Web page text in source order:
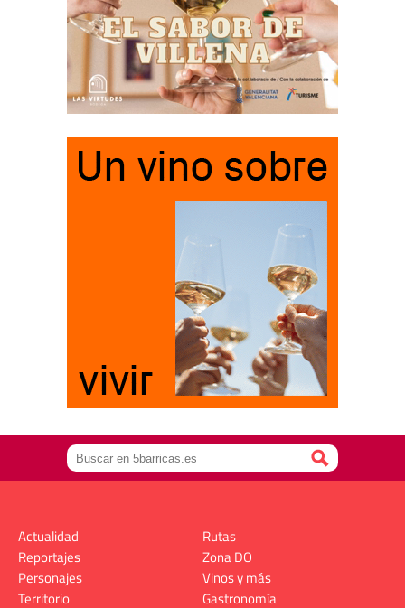
Actualidad
Reportajes
Personajes
Territorio
Rutas
Zona DO
Vinos y más
Gastronomía